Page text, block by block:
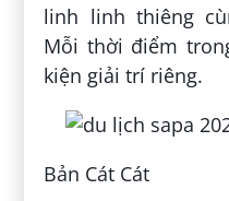
linh linh thiêng
Mỗi thời điểm
kiện giải trí riêng.
Bản Cát Cát